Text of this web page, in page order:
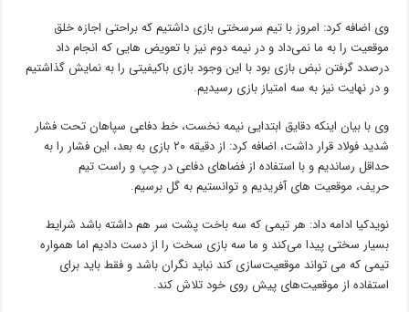
وی اضافه کرد: امروز با تیم سرسختی بازی داشتیم که براحتی اجازه خلق
موقعیت را به ما نمی‌داد و در نیمه دوم نیز با تعویض هایی که انجام داد
درصدد گرفتن نبض بازی بود با این وجود بازی باکیفیتی را به نمایش گذاشتیم
و در نهایت نیز به سه امتیاز بازی رسیدیم.
وی با بیان اینکه دقایق ابتدایی نیمه نخست، خط دفاعی سپاهان تحت فشار
شدید فولاد قرار داشت، اضافه کرد: از دقیقه ۲۰ بازی به بعد، این فشار را به
حداقل رساندیم و با استفاده از فضاهای دفاعی در چپ و راست تیم
حریف، موقعیت های آفریدیم و توانستیم به گل برسیم.
نویدکیا ادامه داد: هر تیمی که سه باخت پشت سر هم داشته باشد شرایط
بسیار سختی پیدا می‌کند و ما سه بازی سخت را از دست دادیم اما همواره
تیمی که می تواند موقعیت‌سازی کند نباید نگران باشد و فقط باید برای
استفاده از موقعیت‌های پیش روی خود تلاش کند.